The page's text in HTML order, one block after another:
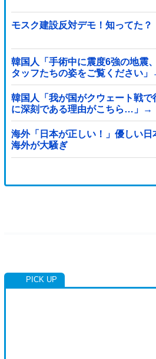
モスク建設反対デモ！知ってた？
韓国人「手術中に震度6強の地震
タッフたちの姿をご覧ください
た」「こういう姿は韓国も見習
なら日本だけではなく韓国の医療
動したはずだ」【熊本地震】
韓国人「我が国がクウェート戦で
に深刻である理由がこちら…」→
（ブルブル」＝韓国の反応
海外「日本が正しい！」優しい日
海外が大騒ぎ